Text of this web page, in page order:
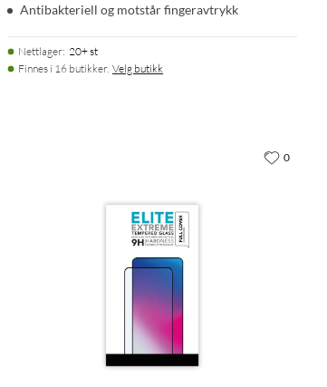
Antibakteriell og motstår fingeravtrykk
Nettlager: 20+ st
Finnes i 16 butikker. Velg butikk
0